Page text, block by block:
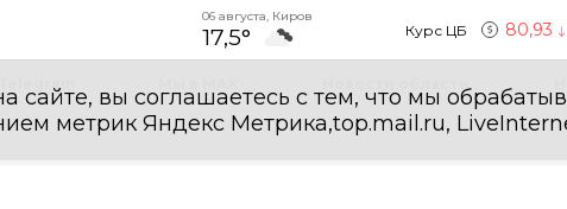
06 августа, Киров
17,5° Курс ЦБ 80,93
сайте, вы соглашаетесь с тем, что мы
метрик Яндекс Метрика,top.mail.ru,